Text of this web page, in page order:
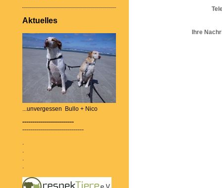
Ihre
Aktuelles
...unvergessen Bullo + Nico
--------------------------
-------------------------------
.
.
.
.